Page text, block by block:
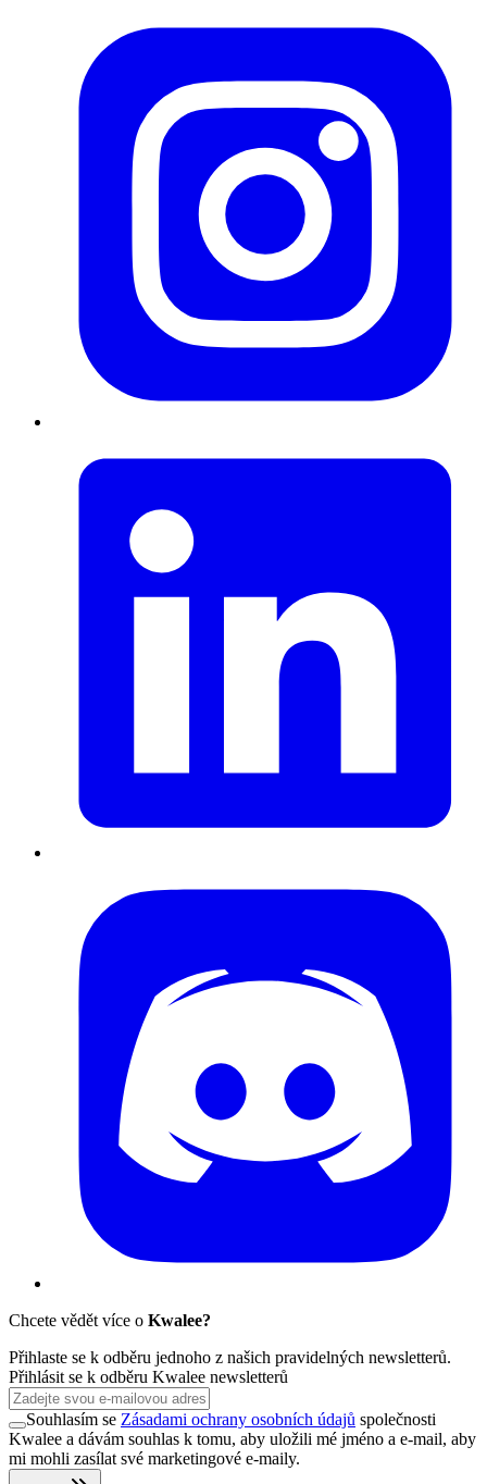
Chcete vědět více o Kwalee?
Přihlaste se k odběru jednoho z našich pravidelných newsletterů.
Přihlásit se k odběru Kwalee newsletterů
Souhlasím se Zásadami ochrany osobních údajů společnosti
Kwalee a dávám souhlas k tomu, aby uložili mé jméno a e-mail, aby
mi mohli zasílat své marketingové e-maily.